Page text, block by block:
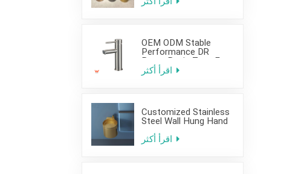
OEM ODM Stable
Performance DR
Brass Basin Taps For
Home Hotel Project
Customized Stainless
Steel Wall Hung Hand
Bathroom